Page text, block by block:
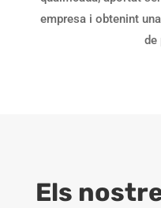
empresa i obtenint
de
Els